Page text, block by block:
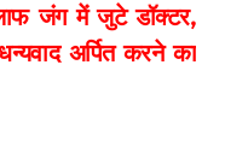
जंग में जुटे डॉक्टर,
अर्पित करने का